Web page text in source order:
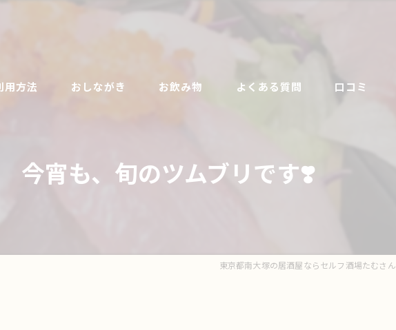
用方法 おしながき お飲み物 よくある質問 口コミ
今宵も、旬のツムブリです❣️
東京都南大塚の居酒屋ならセルフ酒場たむさん